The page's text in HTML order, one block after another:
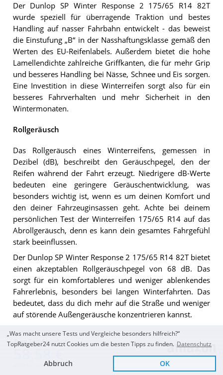
Zum Top Angebot
58,58 €
KOSTENLOSE LIEFERUNG
Der Dunlop SP Winter Response 2 175/65 R14 82T
wurde speziell für überragende Traktion und bestes
Handling auf nasser Fahrbahn entwickelt - das beweist
die Einstufung „B“ in der Nasshaftungsklasse gemäß den
Werten des EU-Reifenlabels. Außerdem bietet die hohe
Lamellendichte zahlreiche Griffkanten, die für mehr Grip
und besseres Handling bei Nässe, Schnee und Eis sorgen.
Eine Investition in diese Winterreifen sorgt also für ein
besseres Fahrverhalten und mehr Sicherheit in den
Wintermonaten.
Rollgeräusch
Das Rollgeräusch eines Winterreifens, gemessen in
Dezibel (dB), beschreibt den Geräuschpegel, den der
Reifen während der Fahrt erzeugt. Niedrigere dB-Werte
bedeuten eine geringere Geräuschentwicklung, was
besonders wichtig ist, wenn es um deinen Komfort und
den deiner Fahrzeuginsassen geht. Achte bei deinem
persönlichen Test der Winterreifen 175/65 R14 auf das
Abrollgeräusch, denn es kann dein gesamtes Fahrgefühl
stark beeinflussen.
Der Dunlop SP Winter Response 2 175/65 R14 82T bietet
einen akzeptablen Rollgeräuschpegel von 68 dB. Das
sorgt für ein komfortableres und weniger ablenkendes
Fahrerlebnis, besonders bei langen Winterfahrten. Das
bedeutet, dass du dich mehr auf die Straße und weniger
auf störende Außengeräusche konzentrieren kannst.
Angabe Reifenlabel
Das Reifenlabel liefert wichtige Informationen über
verschiedene Reifeneigenschaften wie Kraftstoffeffizienz,
„Was macht unsere Tests und Vergleiche besonders hilfreich?“
TopRatgeber24 nutzt Cookies um die besten Tipps zu finden. Datenschutz
Abbruch OK